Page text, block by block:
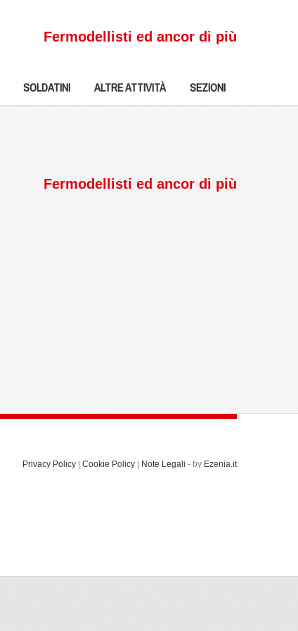
Fermodellisti ed ancor di più
SOLDATINI ALTRE ATTIVITÀ SEZIONI
Fermodellisti ed ancor di più
Privacy Policy Cookie Policy Note Legali - by Ezenia.it